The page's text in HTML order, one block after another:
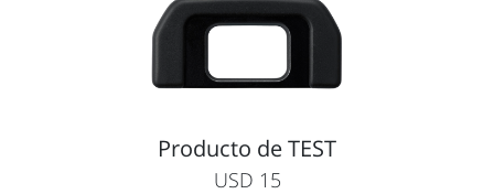
Producto de TEST
USD 15